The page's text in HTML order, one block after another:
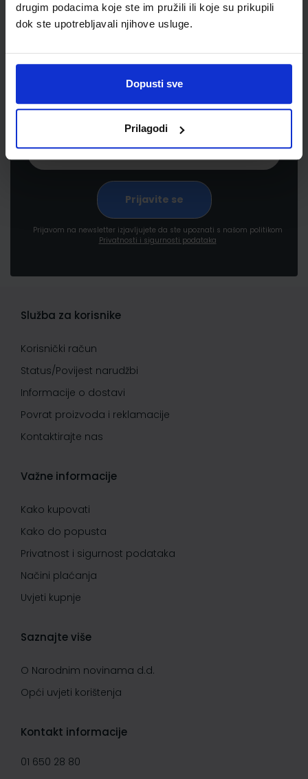
drugim podacima koje ste im pružili ili koje su prikupili
dok ste upotrebljavali njihove usluge.
Dopusti sve
Prilagodi
Newsletter prijava
Prijavite se kako bi primali informacije o novim
pogodnostima
Prijavom na newsletter izjavljujete da ste upoznati s našom politikom
Privatnosti i sigurnosti podataka
Služba za korisnike
Korisnički račun
Status/Povijest narudžbi
Informacije o dostavi
Povrat proizvoda i reklamacije
Kontaktirajte nas
Važne informacije
Kako kupovati
Kako do popusta
Privatnost i sigurnost podataka
Načini plaćanja
Uvjeti kupnje
Saznajte više
O Narodnim novinama d.d.
Opći uvjeti korištenja
Kontakt informacije
01 650 28 80